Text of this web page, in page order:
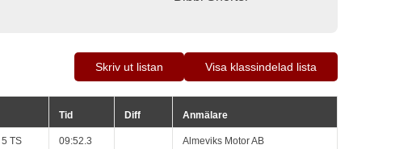
Skriv ut listan Visa klassindelad lista
Tid Diff Anmälare
TS 09:52.3 Almeviks Motor AB